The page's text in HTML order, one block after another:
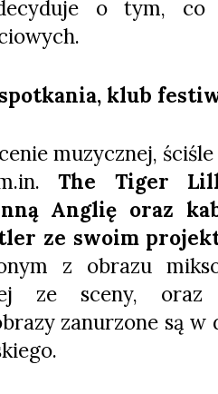
o tym,
klub
muzycznej,
The Tiger
Anglię oraz
ze swoim
z obrazu
ze sceny,
zanurzone są w